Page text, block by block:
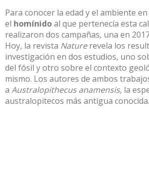
Para conocer la edad y el ambiente
el homínidoal que pertenecía esta
realizaron dos campañas, una en
Hoy, la revista Naturerevela los
investigación en dos estudios, uno
del fósil y otro sobre el contexto
mismo. Los autores de ambos
a Australopithecus anamensis, la
australopitecos más antigua conocida.